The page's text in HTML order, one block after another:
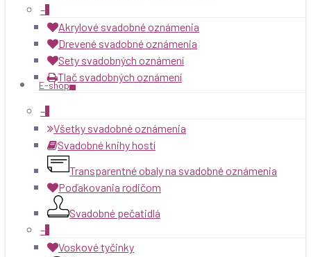
–
Akrylové svadobné oznámenia
Drevené svadobné oznámenia
Sety svadobných oznámení
Tlač svadobných oznámení
E-shop
–
Všetky svadobné oznámenia
Svadobné knihy hostí
Transparentné obaly na svadobné oznámenia
Poďakovania rodičom
Svadobné pečatidlá
–
Voskové tyčinky